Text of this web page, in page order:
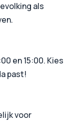
als
en 15:00. Kies
past!
voor